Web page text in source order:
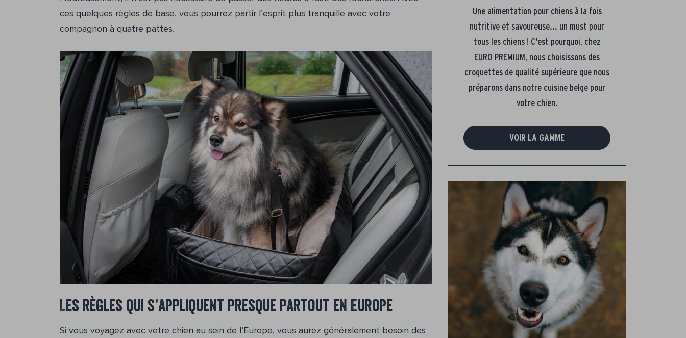
ces quelques règles de base, vous pourrez partir l’esprit plus tranquille avec votre
compagnon à quatre pattes.
Les règles qui s’appliquent presque partout en Europe
Si vous voyagez avec votre chien au sein de l’Europe, vous aurez généralement besoin des
Une alimentation pour chiens à la fois
nutritive et savoureuse... un must pour
tous les chiens ! C'est pourquoi, chez
EURO PREMIUM, nous choisissons des
croquettes de qualité supérieure que nous
préparons dans notre cuisine belge pour
votre chien.
VOIR LA GAMME